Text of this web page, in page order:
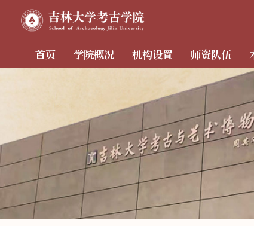
首页 学院概况 机构设置 师资队伍